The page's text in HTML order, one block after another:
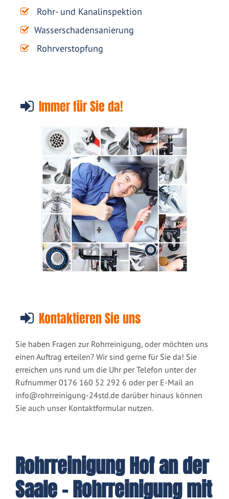
Rohr- und Kanalinspektion
Wasserschadensanierung
Rohrverstopfung
Immer für Sie da!
Kontaktieren Sie uns
Sie haben Fragen zur Rohrreinigung, oder möchten uns
einen Auftrag erteilen? Wir sind gerne für Sie da! Sie
erreichen uns rund um die Uhr per Telefon unter der
Rufnummer 0176 160 52 292 6 oder per E-Mail an
info@rohrreinigung-24std.de darüber hinaus können
Sie auch unser Kontaktformular nutzen.
Rohrreinigung Hof an der
Saale - Rohrreinigung mit